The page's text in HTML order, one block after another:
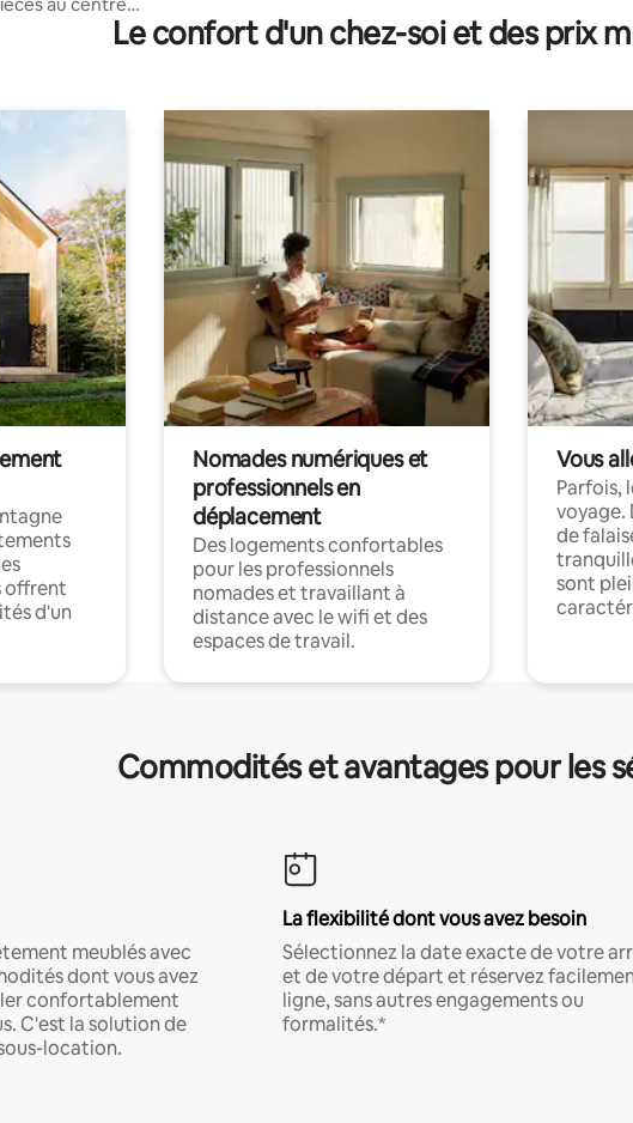
Le confort d'un chez-soi et des prix
offrent
d'un
Nomades numériques et
professionnels en
déplacement
Des logements confortables
pour les professionnels
nomades et travaillant à
distance avec le wifi et des
espaces de travail.
Vous
Parfois,
voyage.
de
sont
Commodités et avantages pour les
meublés avec
dont vous avez
confortablement
C'est la solution de
location.
La flexibilité dont vous avez besoin
Sélectionnez la date exacte de votre
et de votre départ et réservez
ligne, sans autres engagements ou
formalités.*